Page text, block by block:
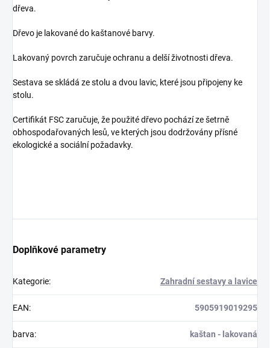
dřeva.
Dřevo je lakované do kaštanové barvy.
Lakovaný povrch zaručuje ochranu a delší životnosti dřeva.
Sestava se skládá ze stolu a dvou lavic, které jsou připojeny ke
stolu.
Certifikát FSC zaručuje, že použité dřevo pochází ze šetrně
obhospodařovaných lesů, ve kterých jsou dodržovány přísné
ekologické a sociální požadavky.
Doplňkové parametry
Kategorie: Zahradní sestavy a lavice
EAN: 5905919019295
barva: kaštan - lakovaná